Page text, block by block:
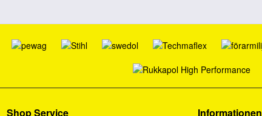
Shop Service Informationen